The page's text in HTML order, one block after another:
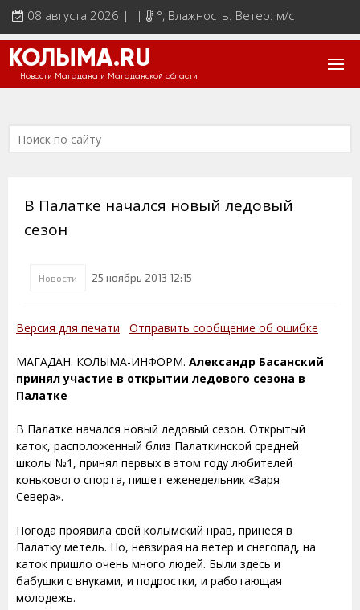
08 августа 2026 | | °, Влажность: Ветер: м/с
КОЛЫМА.RU
Новости Магадана и Магаданской области
В Палатке начался новый ледовый
сезон
Новости 25 ноябрь 2013 12:15
Версия для печати Отправить сообщение об ошибке
МАГАДАН. КОЛЫМА-ИНФОРМ. Александр Басанский
принял участие в открытии ледового сезона в
Палатке
В Палатке начался новый ледовый сезон. Открытый
каток, расположенный близ Палаткинской средней
школы №1, принял первых в этом году любителей
конькового спорта, пишет еженедельник «Заря
Севера».
Погода проявила свой колымский нрав, принеся в
Палатку метель. Но, невзирая на ветер и снегопад, на
каток пришло очень много людей. Были здесь и
бабушки с внуками, и подростки, и работающая
молодежь.